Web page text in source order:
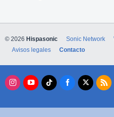
© 2026 Hispasonic Sonic Network
Avisos legales
Contacto